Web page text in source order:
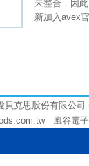
未整合，因
新加入avex
貝克思股份有限公
風谷電子商